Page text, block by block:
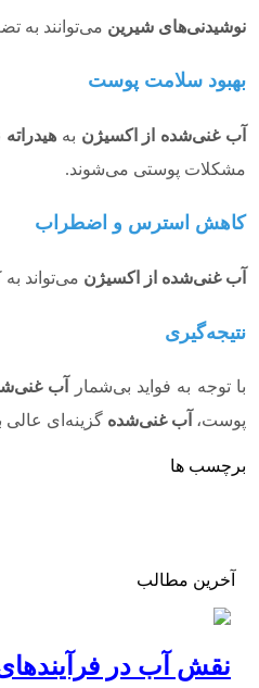
نوشیدنی‌های شیرین می‌توانند به
بهبود سلامت پوست
آب غنی‌شده از اکسیژن بههیدراته
مشکلات پوستی می‌شوند.
کاهش استرس و اضطراب
آب غنی‌شده از اکسیژن می‌تواند
نتیجه‌گیری
با توجه به فواید بی‌شمار آب
پوست، آب غنی‌شده گزینه‌ای عالی
برچسب ها
آخرین مطالب
نقش آب در